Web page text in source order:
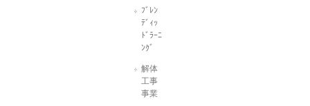
ﾌﾞﾚﾝ
ﾃﾞｨｯ
ﾄﾞﾗｰﾆ
ﾝｸﾞ
解体
工事
事業